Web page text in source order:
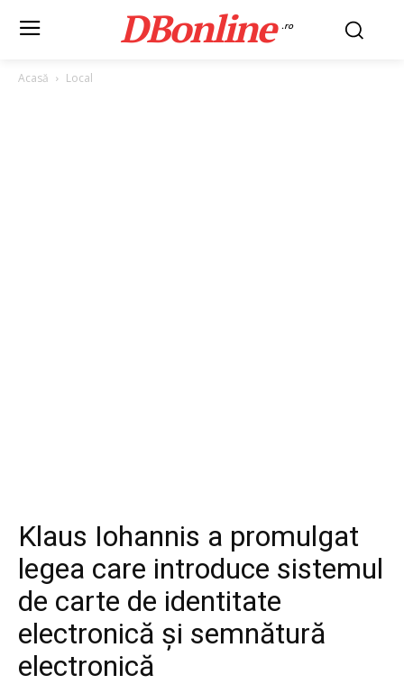
DBonline .ro
Acasă Local
Klaus Iohannis a promulgat
legea care introduce sistemul
de carte de identitate
electronică și semnătură
electronică